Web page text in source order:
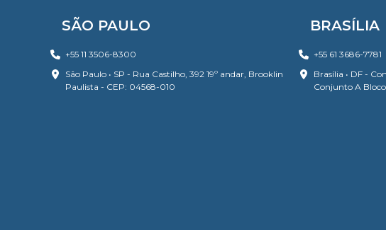
SÃO PAULO
+55 11 3506-8300
São Paulo • SP - Rua Castilho, 392 19º andar, Brooklin
Paulista - CEP: 04568-010
BRASÍLIA
+55 61 3686-7781
Brasília • DF -
Conjunto A